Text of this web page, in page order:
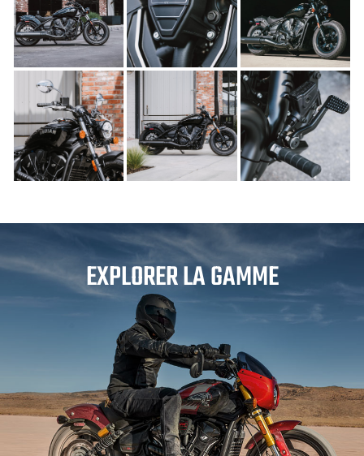
EXPLORER LA GAMME